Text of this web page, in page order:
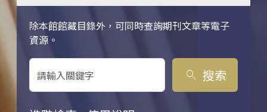
除本館館藏目錄外，可同時查詢期刊文章等電子
資源。
關鍵字搜尋
search 搜索